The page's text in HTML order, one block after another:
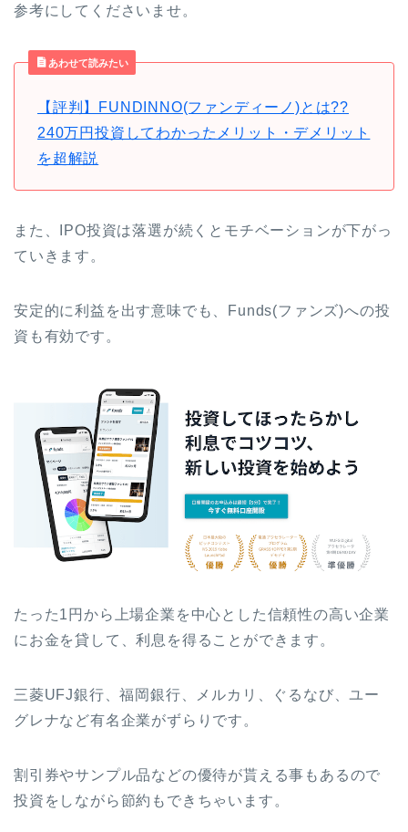
参考にしてくださいませ。
あわせて読みたい
【評判】FUNDINNO(ファンディーノ)とは??
240万円投資してわかったメリット・デメリット
を超解説
また、IPO投資は落選が続くとモチベーションが下がっ
ていきます。
安定的に利益を出す意味でも、Funds(ファンズ)への投
資も有効です。
たった1円から上場企業を中心とした信頼性の高い企業
にお金を貸して、利息を得ることができます。
三菱UFJ銀行、福岡銀行、メルカリ、ぐるなび、ユー
グレナなど有名企業がずらりです。
割引券やサンプル品などの優待が貰える事もあるので
投資をしながら節約もできちゃいます。